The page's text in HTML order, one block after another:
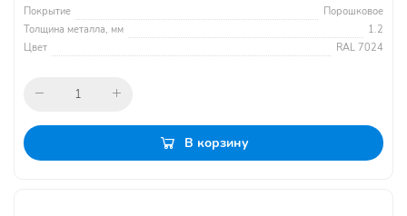
Покрытие
Порошковое
Толщина металла, мм
1.2
Цвет
RAL 7024
В корзину